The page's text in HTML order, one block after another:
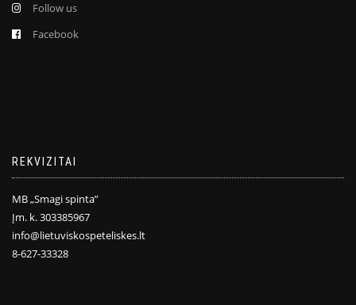
Follow us
Facebook
REKVIZITAI
MB „Smagi spinta”
Įm. k. 303385967
info@lietuviskospeteliskes.lt
8-627-33328